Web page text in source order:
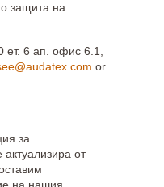
защита на
6 ап. офис 6.1,
or
за
от